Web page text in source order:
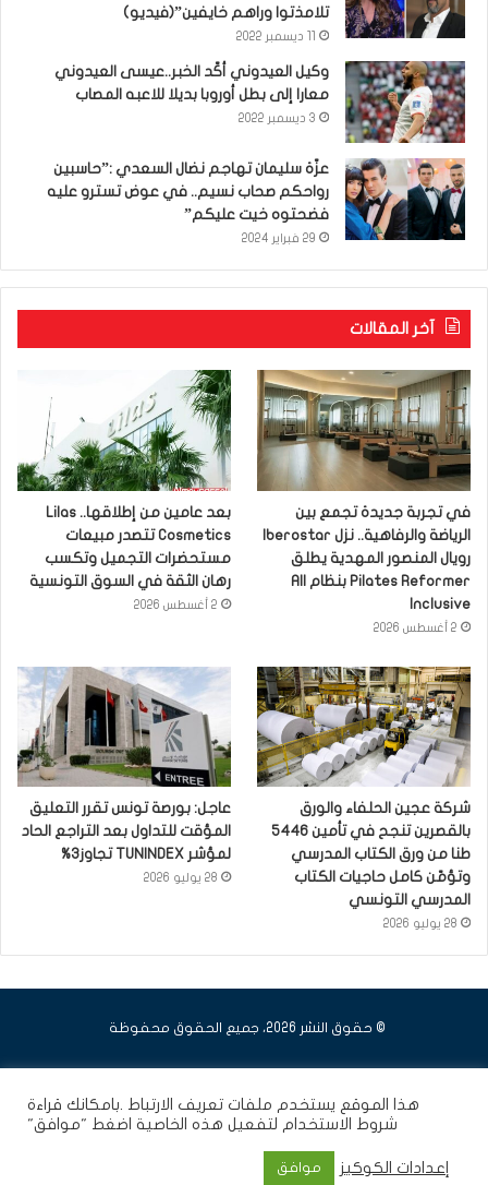
تلامذتوا وراهم خايفين”(فيديو)
وكيل العيدوني أكّد الخبر..عيسى العيدوني
معارا إلى بطل أوروبا بديلا للاعبه المصاب
3 ديسمبر 2022
عزّة سليمان تهاجم نضال السعدي :”حاسبين
رواحكم صحاب نسيم.. في عوض تسترو عليه
فضحتوه خيت عليكم”
29 فبراير 2024
آخر المقالات
في تجربة جديدة تجمع بين
رويال المنصور المهدية يطلق
Pilates Reformer بنظام All
Inclusive
2 أغسطس 2026
بعد عامين من إطلاقها.. Lilas
Cosmetics تتصدر مبيعات
مستحضرات التجميل وتكسب
رهان الثقة في السوق التونسية
2 أغسطس 2026
شركة عجين الحلفاء والورق
بالقصرين تنجح في تأمين 5446
طنا من ورق الكتاب المدرسي
وتؤمّن كامل حاجيات الكتاب
المدرسي التونسي
28 يوليو 2026
عاجل: بورصة تونس تقرر التعليق
المؤقت للتداول بعد التراجع الحاد
لمؤشر TUNINDEX تجاوز3%
28 يوليو 2026
© حقوق النشر 2026، جميع الحقوق محفوظة
هذا الموقع يستخدم ملفات تعريف الارتباط .بامكانك قراءة
شروط الاستخدام لتفعيل هذه الخاصية اضغط "موافق"
إعدادات الكوكيز موافق